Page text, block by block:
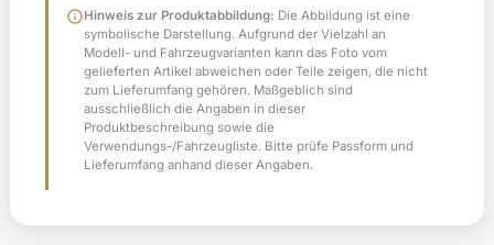
infoHinweis zur Produktabbildung: Die Abbildung ist eine
symbolische Darstellung. Aufgrund der Vielzahl an
Modell- und Fahrzeugvarianten kann das Foto vom
gelieferten Artikel abweichen oder Teile zeigen, die nicht
zum Lieferumfang gehören. Maßgeblich sind
ausschließlich die Angaben in dieser
Produktbeschreibung sowie die
Verwendungs-/Fahrzeugliste. Bitte prüfe Passform und
Lieferumfang anhand dieser Angaben.